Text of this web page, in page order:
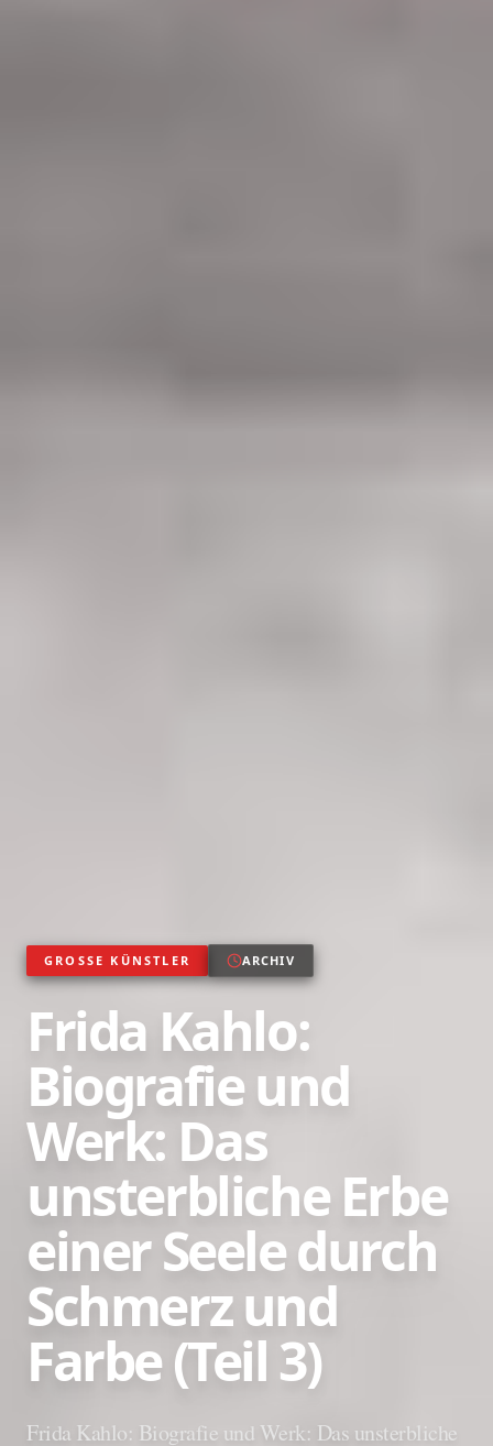
GROSSE KÜNSTLER ARCHIV
Frida Kahlo:
Biografie und
Werk: Das
unsterbliche Erbe
einer Seele durch
Schmerz und
Farbe (Teil 3)
Frida Kahlo: Biografie und Werk: Das unsterbliche